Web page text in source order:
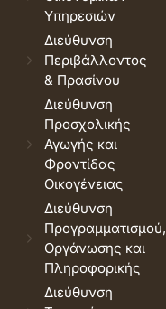
Υπηρεσιών
Διεύθυνση
Περιβάλλοντος
& Πρασίνου
Διεύθυνση
Προσχολικής
Αγωγής και
Φροντίδας
Οικογένειας
Διεύθυνση
Προγραμματισμού,
Οργάνωσης και
Πληροφορικής
Διεύθυνση